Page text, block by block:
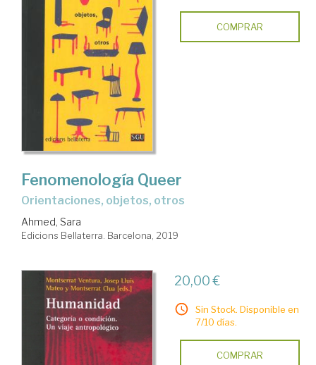
COMPRAR
Fenomenología Queer
orientaciones, objetos, otros
Ahmed, Sara
Edicions Bellaterra. Barcelona, 2019
20,00 €
Sin Stock. Disponible en
7/10 días.
COMPRAR